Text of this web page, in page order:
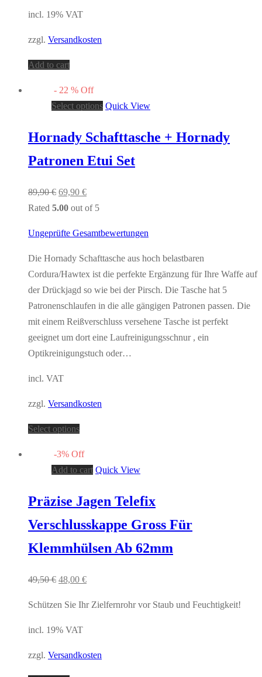
incl. 19% VAT
zzgl. Versandkosten
Add to cart
- 22 % Off
Select options Quick View
Hornady Schafttasche + Hornady
Patronen Etui Set
89,90€ 69,90 €
Rated 5.00 out of 5
Ungeprüfte Gesamtbewertungen
Die Hornady Schafttasche aus hoch belastbaren
Cordura/Hawtex ist die perfekte Ergänzung für Ihre Waffe auf
der Drückjagd so wie bei der Pirsch. Die Tasche hat 5
Patronenschlaufen in die alle gängigen Patronen passen. Die
mit einem Reißverschluss versehene Tasche ist perfekt
geeignet um dort eine Laufreinigungsschnur , ein
Optikreinigungstuch oder…
incl. VAT
zzgl. Versandkosten
Select options
-3% Off
Add to cart Quick View
Präzise Jagen Telefix
Verschlusskappe Gross Für
Klemmhülsen Ab 62mm
49,50€ 48,00 €
Schützen Sie Ihr Zielfernrohr vor Staub und Feuchtigkeit!
incl. 19% VAT
zzgl. Versandkosten